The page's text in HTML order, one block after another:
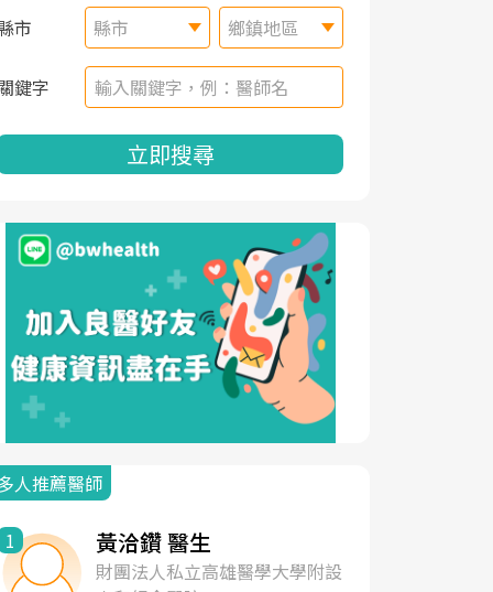
市 縣市 鄉鎮地區
鍵字
立即搜尋
人推薦醫師
1 黃洽鑽 醫生
財團法人私立高雄醫學大學附設